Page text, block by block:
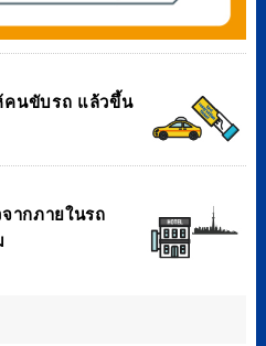
คนขับรถ แล้วขึ้น
ากภายในรถ